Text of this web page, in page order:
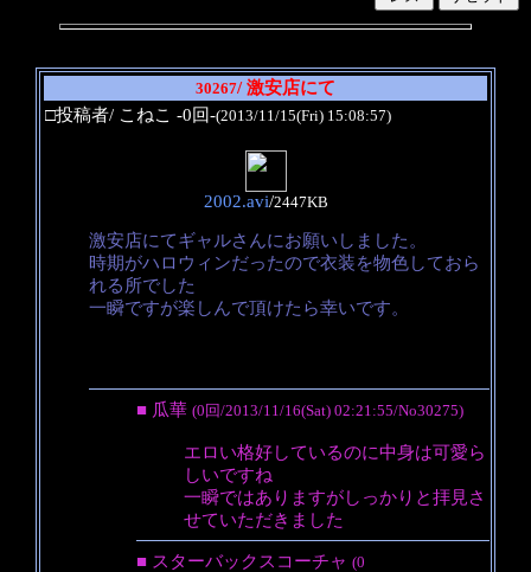
30267/ 激安店にて
□投稿者/ こねこ -0回-(2013/11/15(Fri) 15:08:57)
2002.avi/2447KB
激安店にてギャルさんにお願いしました。
時期がハロウィンだったので衣装を物色しておら
れる所でした
一瞬ですが楽しんで頂けたら幸いです。
■ 瓜華 (0回/2013/11/16(Sat) 02:21:55/No30275)
エロい格好しているのに中身は可愛ら
しいですね
一瞬ではありますがしっかりと拝見さ
せていただきました
■ スターバックスコーチャ (0